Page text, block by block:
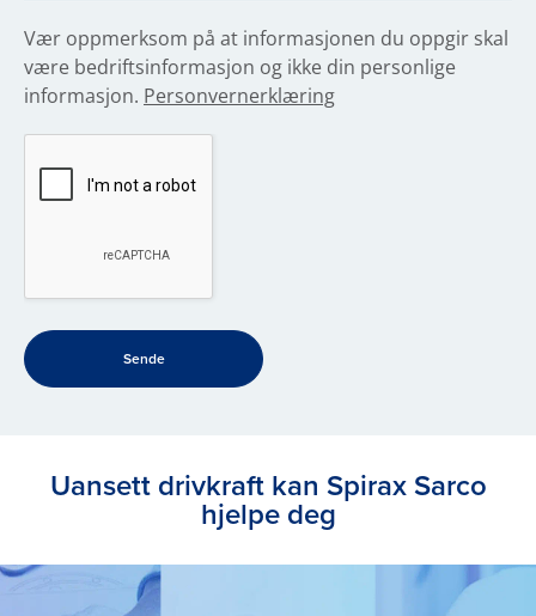
Vær oppmerksom på at informasjonen du oppgir skal
være bedriftsinformasjon og ikke din personlige
informasjon. Personvernerklæring
Uansett drivkraft kan Spirax Sarco
hjelpe deg